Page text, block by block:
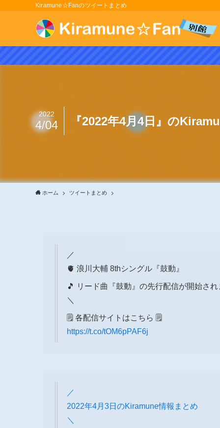
Kiramune☆Fanのツイートまとめ
『2022年4月4日』の
2022
4/04
ホーム ツイートまとめ
／
🫀 浪川大輔 8thシングル『鼓動』
🎵 リード曲『鼓動』の先行配信が開始され
＼
🗒 各配信サイトはこちら 🗒
https://t.co/tOM6pPAF6j
／
2022年4月3日のKiramune情報まとめ
＼